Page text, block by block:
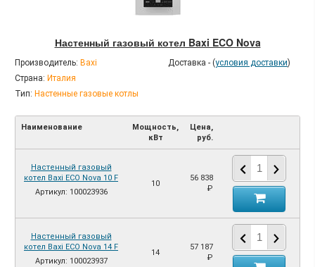
Настенный газовый котел Baxi ECO Nova
Производитель: Baxi
Страна: Италия
Тип: Настенные газовые котлы
Доставка - (условия доставки)
Наименование
Мощность,
кВт
Цена,
руб.
Настенный газовый
котел Baxi ECO Nova 10 F
Артикул: 100023936
10
56 838
₽
Настенный газовый
котел Baxi ECO Nova 14 F
Артикул: 100023937
14
57 187
₽